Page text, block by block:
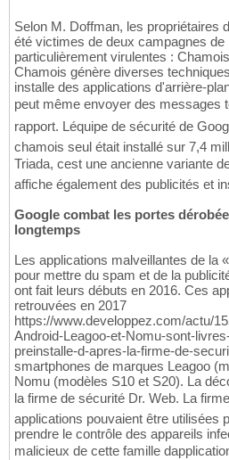
Selon M. Doffman, les propriétaires
été victimes de deux campagnes de
particulièrement virulentes :
Chamois génère diverses
installe des applications d'arrière-
peut même envoyer des messages
rapport. Léquipe de sécurité de
chamois seul était installé sur 7,4
Triada, cest une ancienne variante
affiche également des publicités et
Google combat les portes
longtemps
Les applications malveillantes de la
pour mettre du spam et de la
ont fait leurs débuts en 2016. Ces
retrouvées en 2017
https://www.developpez.com/actu/
Android-Leagoo-et-Nomu-sont-
preinstalle-d-apres-la-firme-de-
smartphones de marques Leagoo
Nomu (modèles S10 et S20). La
la firme de sécurité Dr. Web. La
applications pouvaient être utilisées
prendre le contrôle des appareils
malicieux de cette famille